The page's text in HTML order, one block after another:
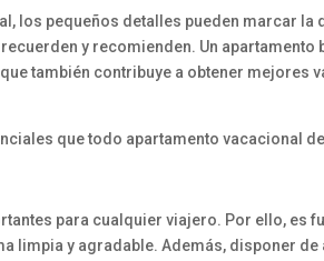
los pequeños detalles pueden marcar la
y recomienden. Un
también contribuye a obtener mejores
que todo apartamento vacacional
para cualquier viajero. Por ello, es
limpia y agradable. Además, disponer